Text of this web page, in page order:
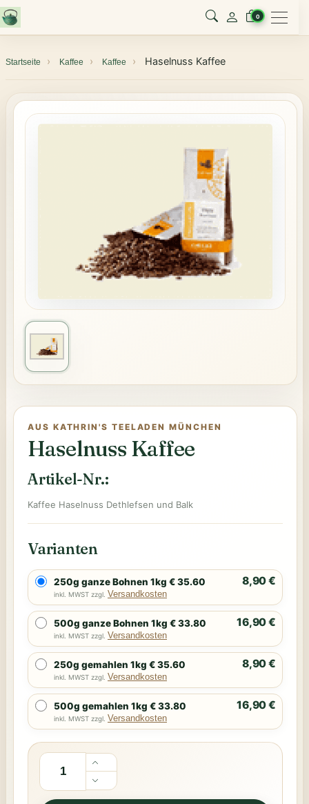
0 Menu
Startseite Kaffee Kaffee Haselnuss Kaffee
AUS KATHRIN'S TEELADEN MÜNCHEN
Haselnuss Kaffee
Artikel-Nr.:
Kaffee Haselnuss Dethlefsen und Balk
Varianten
250g ganze Bohnen 1kg € 35.60 8,90 €
inkl. MWST zzgl. Versandkosten
500g ganze Bohnen 1kg € 33.80 16,90 €
inkl. MWST zzgl. Versandkosten
250g gemahlen 1kg € 35.60 8,90 €
inkl. MWST zzgl. Versandkosten
500g gemahlen 1kg € 33.80 16,90 €
inkl. MWST zzgl. Versandkosten